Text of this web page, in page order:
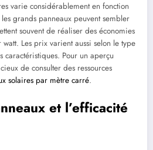
varie considérablement en fonction
grands panneaux peuvent sembler
souvent de réaliser des économies
Les prix varient aussi selon le type
caractéristiques. Pour un aperçu
de consulter des ressources
solaires par mètre carré.
et l’efficacité